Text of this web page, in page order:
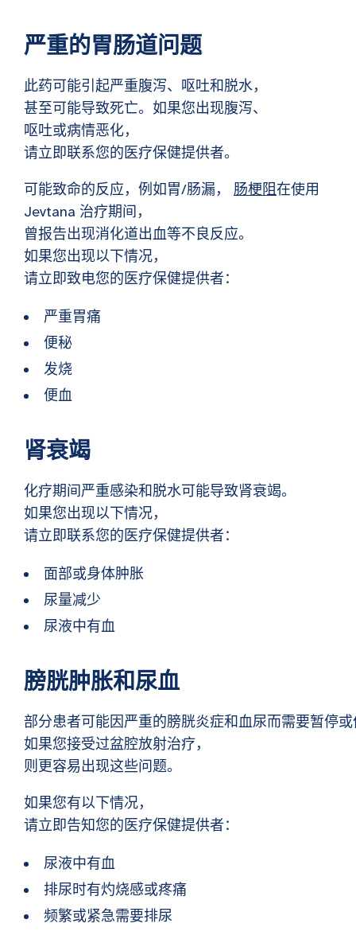
严重的胃肠道问题
此药可能引起严重腹泻、呕吐和脱水，
甚至可能导致死亡。如果您出现腹泻、
呕吐或病情恶化，
请立即联系您的医疗保健提供者。
可能致命的反应，例如胃/肠漏， 肠梗阻在使用
Jevtana 治疗期间，
曾报告出现消化道出血等不良反应。
如果您出现以下情况，
请立即致电您的医疗保健提供者：
严重胃痛
便秘
发烧
便血
肾衰竭
化疗期间严重感染和脱水可能导致肾衰竭。
如果您出现以下情况，
请立即联系您的医疗保健提供者：
面部或身体肿胀
尿量减少
尿液中有血
膀胱肿胀和尿血
部分患者可能因严重的膀胱炎症和血尿而需要暂停
如果您接受过盆腔放射治疗，
则更容易出现这些问题。
如果您有以下情况，
请立即告知您的医疗保健提供者：
尿液中有血
排尿时有灼烧感或疼痛
频繁或紧急需要排尿